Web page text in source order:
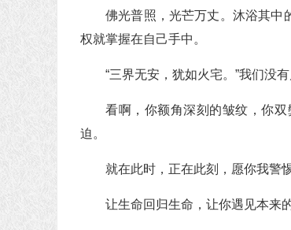
佛光普照，光芒万丈。沐浴其中
权就掌握在自己手中。
“三界无安，犹如火宅。”我们没
看啊，你额角深刻的皱纹，你
迫。
就在此时，正在此刻，愿你我警
让生命回归生命，让你遇见本来